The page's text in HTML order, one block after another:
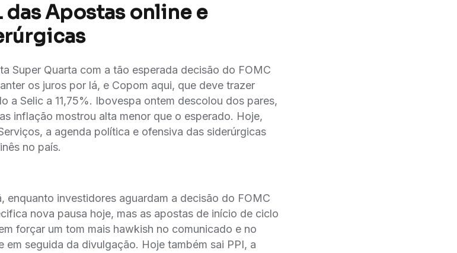
das Apostas online e
Super Quarta com a tão esperada decisão do FOMC
os juros por lá, e Copom aqui, que deve trazer
a Selic a 11,75%. Ibovespa ontem descolou dos pares,
inflação mostrou alta menor que o esperado. Hoje,
a agenda política e ofensiva das siderúrgicas
no país.
enquanto investidores aguardam a decisão do FOMC
nova pausa hoje, mas as apostas de início de ciclo
forçar um tom mais hawkish no comunicado e no
seguida da divulgação. Hoje também sai PPI, a